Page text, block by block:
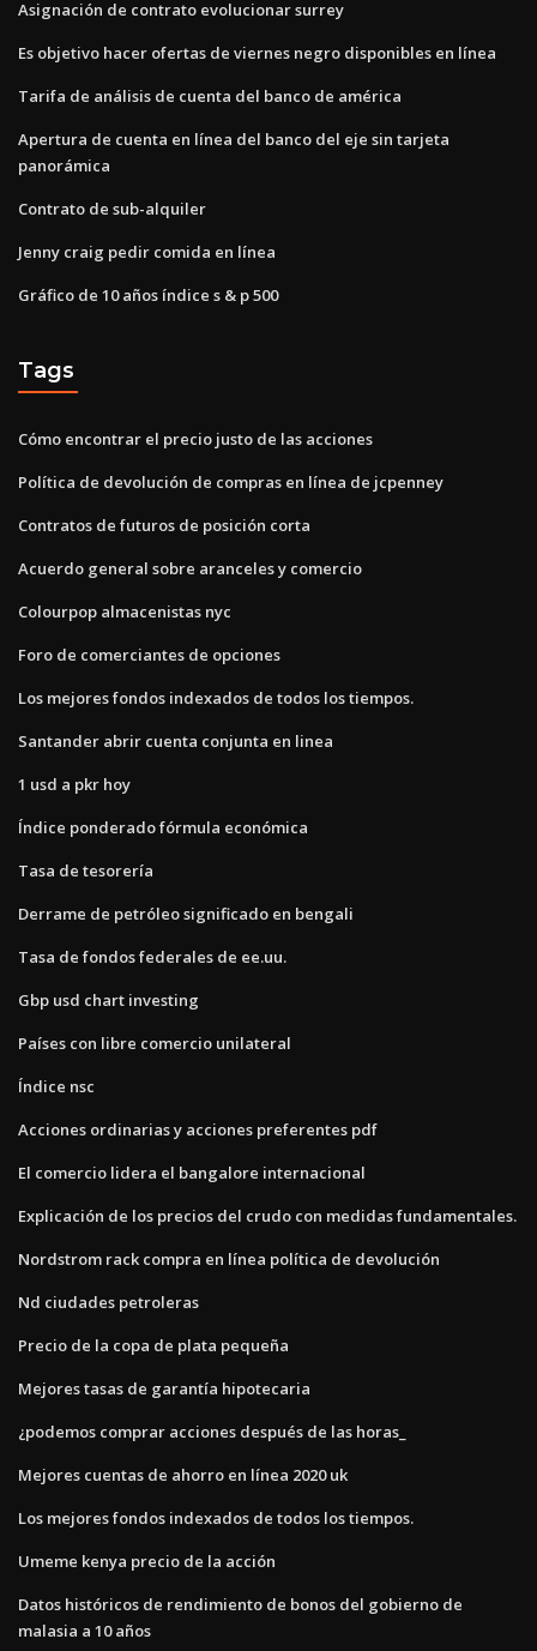
Asignación de contrato evolucionar surrey
Es objetivo hacer ofertas de viernes negro disponibles en línea
Tarifa de análisis de cuenta del banco de américa
Apertura de cuenta en línea del banco del eje sin tarjeta
panorámica
Contrato de sub-alquiler
Jenny craig pedir comida en línea
Gráfico de 10 años índice s & p 500
Tags
Cómo encontrar el precio justo de las acciones
Política de devolución de compras en línea de jcpenney
Contratos de futuros de posición corta
Acuerdo general sobre aranceles y comercio
Colourpop almacenistas nyc
Foro de comerciantes de opciones
Los mejores fondos indexados de todos los tiempos.
Santander abrir cuenta conjunta en linea
1 usd a pkr hoy
Índice ponderado fórmula económica
Tasa de tesorería
Derrame de petróleo significado en bengali
Tasa de fondos federales de ee.uu.
Gbp usd chart investing
Países con libre comercio unilateral
Índice nsc
Acciones ordinarias y acciones preferentes pdf
El comercio lidera el bangalore internacional
Explicación de los precios del crudo con medidas fundamentales.
Nordstrom rack compra en línea política de devolución
Nd ciudades petroleras
Precio de la copa de plata pequeña
Mejores tasas de garantía hipotecaria
¿podemos comprar acciones después de las horas_
Mejores cuentas de ahorro en línea 2020 uk
Los mejores fondos indexados de todos los tiempos.
Umeme kenya precio de la acción
Datos históricos de rendimiento de bonos del gobierno de
malasia a 10 años